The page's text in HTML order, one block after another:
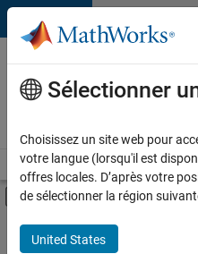
Passer au contenu
Votre
carrière
chez
Accueil Explorer nos
Activer/
Contenu principal
FILTRER PAR
Programme destiné aux nouvelles carrières (EDG)
Sélectionner
Choisissez un site web pour
votre langue (lorsqu'il est
offres locales. D’après votre
de sélectionner la région
United States